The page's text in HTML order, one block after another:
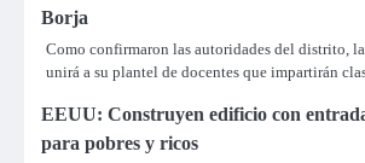
Borja
Como confirmaron las autoridades del distrito,
unirá a su plantel de docentes que impartirán
EEUU: Construyen edificio con
para pobres y ricos